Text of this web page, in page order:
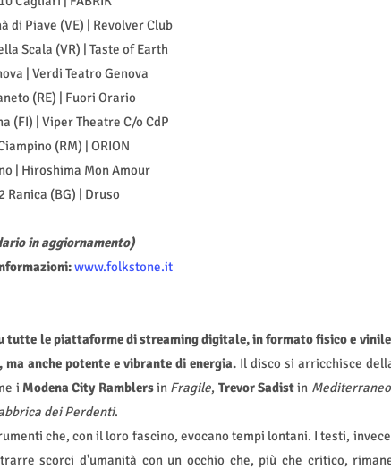
di Piave (VE) | Revolver Club
Scala (VR) | Taste of Earth
| Verdi Teatro Genova
(RE) | Fuori Orario
(FI) | Viper Theatre C/o CdP
(RM) | ORION
| Hiroshima Mon Amour
Ranica (BG) | Druso
in aggiornamento)
www.folkstone.it
tutte le piattaforme di streaming digitale, in formato fisico e
anche potente e vibrante di energia.Il disco si arricchisce
i Modena City Ramblersin Fragile, Trevor Sadistin Mediterraneo
dei Perdenti.
che, con il loro fascino, evocano tempi lontani. I testi,
scorci d'umanità con un occhio che, più che critico,